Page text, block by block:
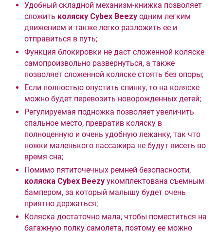
Удобный складной механизм-книжка позволяет
сложить коляску Cybex Beezy одним легким
движением и также легко разложить ее и
отправиться в путь;
Функция блокировки не даст сложенной коляске
самопроизвольно развернуться, а также
позволяет сложенной коляске стоять без опоры;
Если полностью опустить спинку, то на коляске
можно будет перевозить новорожденных детей;
Регулируемая подножка позволяет увеличить
спальное место, превратив коляску в
полноценную и очень удобную лежанку, так что
ножки маленького пассажира не будут висеть во
время сна;
Помимо пятиточечных ремней безопасности,
коляска Cybex Beezy укомплектована съемным
бампером, за который малышу будет очень
приятно держаться;
Коляска достаточно мала, чтобы поместиться на
багажную полку самолета, поэтому ее можно